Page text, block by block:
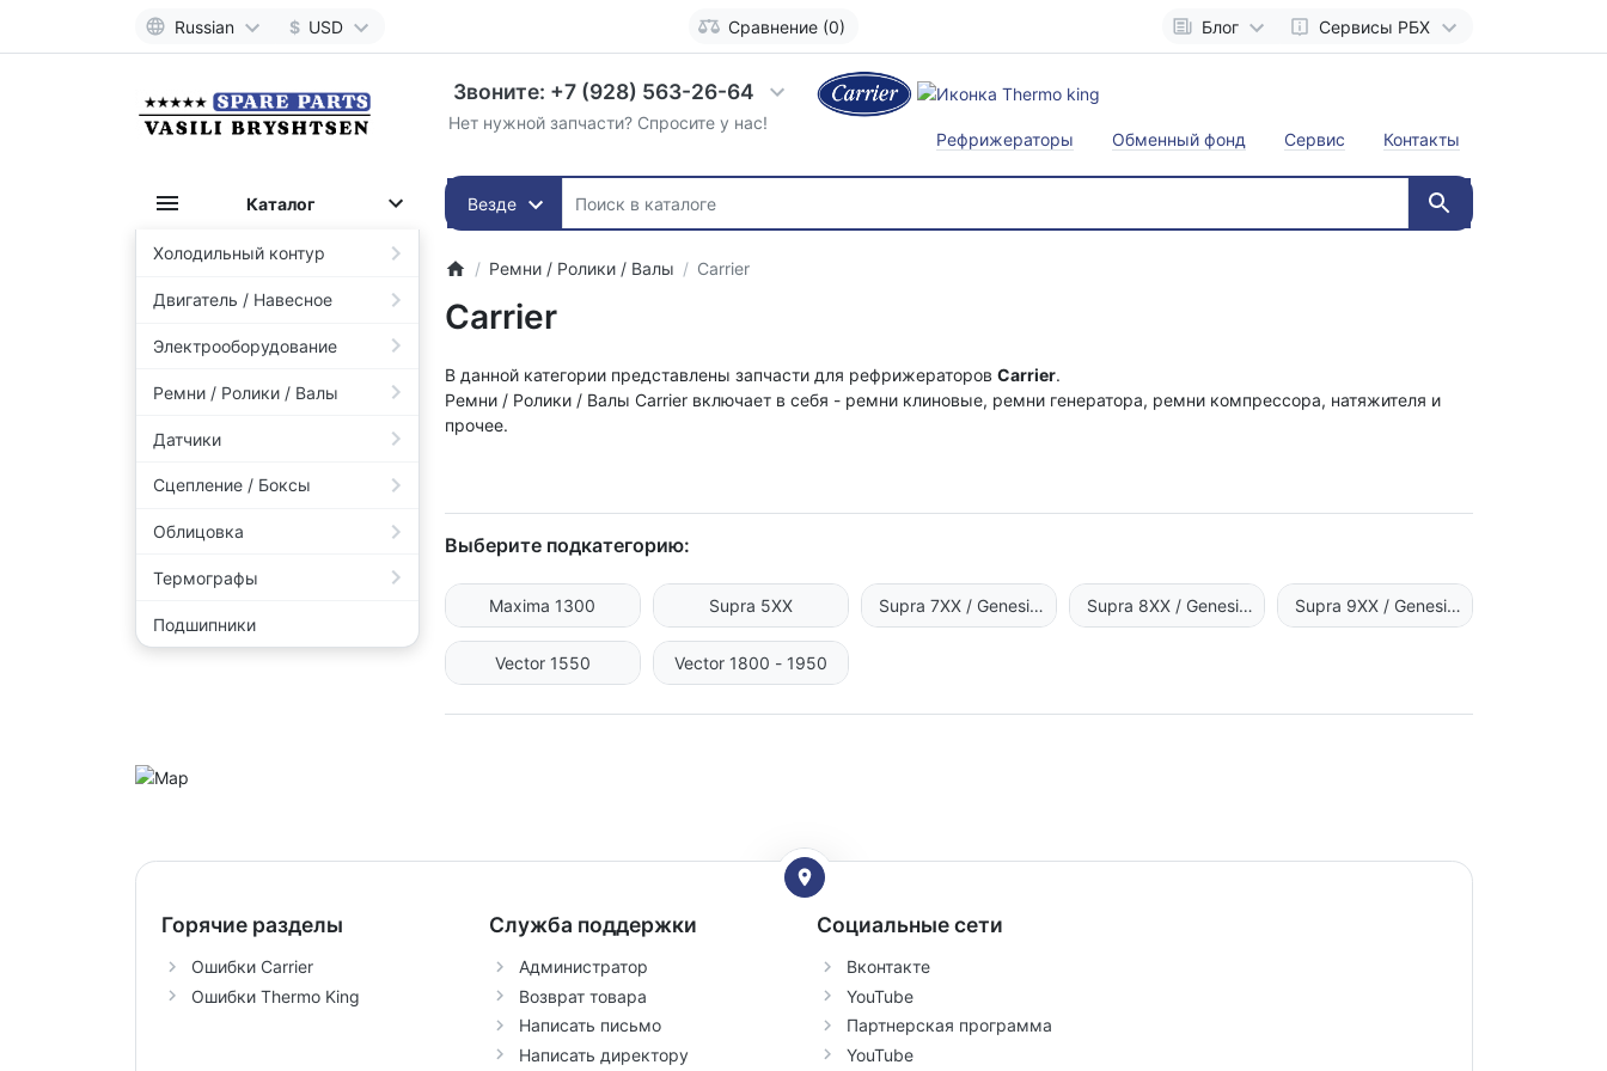
Russian $ USD Сравнение (0) Блог Сервисы РБХ
Звоните: +7 (928) 563-26-64
Нет нужной запчасти? Спросите у нас!
Везде
Рефрижераторы Обменный фонд Сервис Контакты
Каталог
Холодильный контур
Двигатель / Навесное
Электрооборудование
Ремни / Ролики / Валы
Датчики
Сцепление / Боксы
Облицовка
Термографы
Подшипники
Ремни / Ролики / Валы Carrier
Carrier
В данной категории представлены запчасти для рефрижераторов Carrier.
Ремни / Ролики / Валы Carrier включает в себя - ремни клиновые, ремни генератора, ремни компрессора, натяжителя и
прочее.
Выберите подкатегорию:
Maxima 1300 Supra 5XX
Supra 7XX / Genesis
R70
Supra 8XX / Genesis
R80
Supra 9XX / Genesis
R90
Vector 1550
Vector 1800 - 1950
Горячие разделы
Ошибки Carrier
Ошибки Thermo King
Служба поддержки
Администратор
Возврат товара
Написать письмо
Написать директору
Социальные сети
Вконтакте
YouTube
Партнерская программа
YouTube